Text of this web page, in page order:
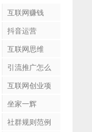
互联网赚钱
抖音运营
互联网思维
引流推广怎么
互联网创业项
坐家一辉
社群规则范例